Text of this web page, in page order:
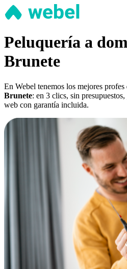
Peluquería a
Brunete
En Webel tenemos los mejores profes
Brunete: en 3 clics, sin
web con garantía incluida.